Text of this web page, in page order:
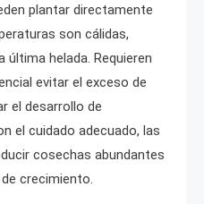
plantar directamente
son cálidas,
última helada. Requieren
evitar el exceso de
el desarrollo de
el cuidado adecuado, las
cosechas abundantes
crecimiento.